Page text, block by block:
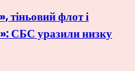
флот і
СБС уразили низку